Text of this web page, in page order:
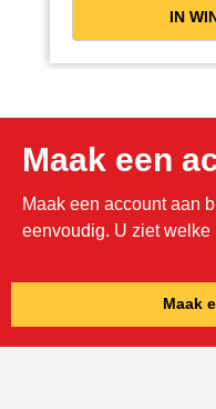
opvallende
voor extra
kwaliteit én
Maak een
Maak een account aan
eenvoudig. U ziet welke
Maak